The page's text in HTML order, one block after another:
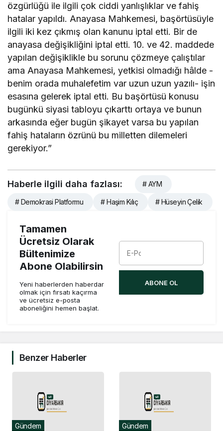
özgürlüğü ile ilgili çok ciddi yanlışlıklar ve fahiş
hatalar yapıldı. Anayasa Mahkemesi, başörtüsüyle
ilgili iki kez çıkmış olan kanunu iptal etti. Bir de
anayasa değişikliğini iptal etti. 10. ve 42. maddede
yapılan değişiklikle bu sorunu çözmeye çalıştılar
ama Anayasa Mahkemesi, yetkisi olmadığı hâlde -
benim orada muhalefetim var uzun uzun yazılı- işin
esasına gelerek iptal etti. Bu başörtüsü konusu
bugünkü siyasi tabloyu çıkarttı ortaya ve bunun
arkasında eğer bugün şikayet varsa bu yapılan
fahiş hataların özrünü bu milletten dilemeleri
gerekiyor.”
Haberle ilgili daha fazlası: # AYM
# Demokrasi Platformu # Haşim Kılıç # Hüseyin Çelik
Tamamen
Ücretsiz Olarak
Bültenimize
Abone Olabilirsin
Yeni haberlerden haberdar
olmak için fırsatı kaçırma
ve ücretsiz e-posta
aboneliğini hemen başlat.
ABONE OL
Benzer Haberler
Gündem Gündem